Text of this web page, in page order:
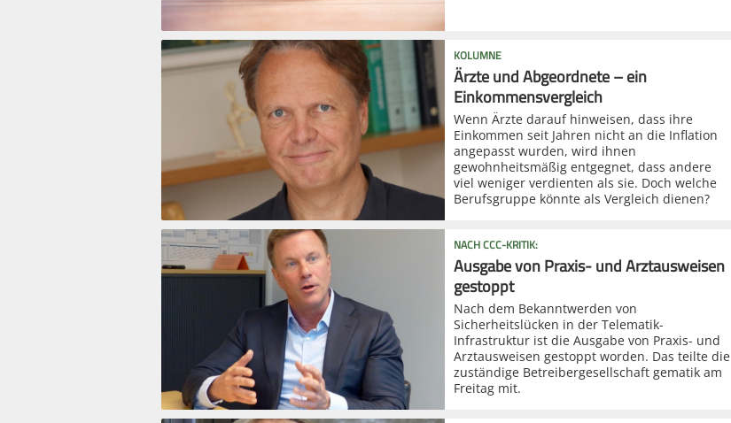
KOLUMNE
Ärzte und Abgeordnete – ein
Einkommensvergleich
Wenn Ärzte darauf hinweisen, dass ihre
Einkommen seit Jahren nicht an die Inflation
angepasst wurden, wird ihnen
gewohnheitsmäßig entgegnet, dass andere
viel weniger verdienten als sie. Doch welche
Berufsgruppe könnte als Vergleich dienen?
NACH CCC-KRITIK:
Ausgabe von Praxis- und Arztausweisen
gestoppt
Nach dem Bekanntwerden von
Sicherheitslücken in der Telematik-
Infrastruktur ist die Ausgabe von Praxis- und
Arztausweisen gestoppt worden. Das teilte die
zuständige Betreibergesellschaft gematik am
Freitag mit.